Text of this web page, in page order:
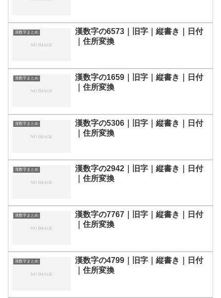
漢数字まとめ
漢数字の6573｜旧字｜縦書き｜日付
｜住所変換
漢数字まとめ
漢数字の1659｜旧字｜縦書き｜日付
｜住所変換
漢数字まとめ
漢数字の5306｜旧字｜縦書き｜日付
｜住所変換
漢数字まとめ
漢数字の2942｜旧字｜縦書き｜日付
｜住所変換
漢数字まとめ
漢数字の7767｜旧字｜縦書き｜日付
｜住所変換
漢数字まとめ
漢数字の4799｜旧字｜縦書き｜日付
｜住所変換